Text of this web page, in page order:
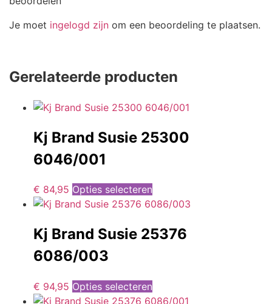
Je moet ingelogd zijn om een beoordeling te plaatsen.
Gerelateerde producten
Kj Brand Susie 25300
6046/001
€ 84,95 Opties selecteren
Kj Brand Susie 25376
6086/003
€ 94,95 Opties selecteren